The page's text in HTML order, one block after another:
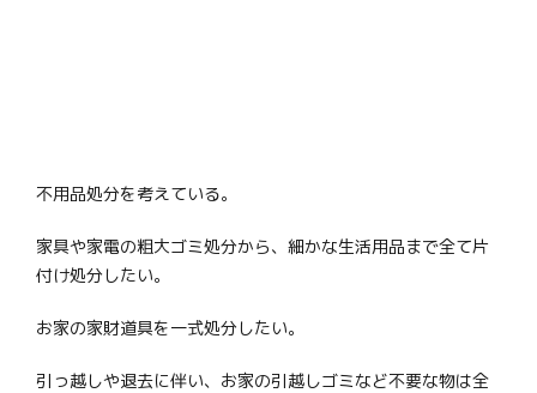
不用品処分を考えている。
家具や家電の粗大ゴミ処分から、細かな生活用品まで全て片
付け処分したい。
お家の家財道具を一式処分したい。
引っ越しや退去に伴い、お家の引越しゴミなど不要な物は全